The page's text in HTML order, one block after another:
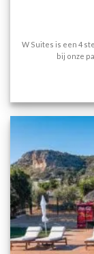
W Suites is een 4
bij onze